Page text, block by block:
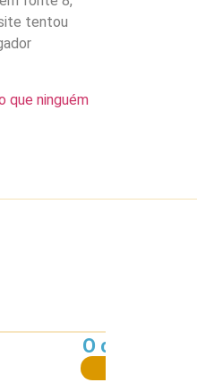
tentou
que ninguém
O caos